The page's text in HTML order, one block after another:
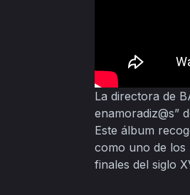
La directora de
enamoradiz@s”
Este álbum
como uno de los
finales del siglo